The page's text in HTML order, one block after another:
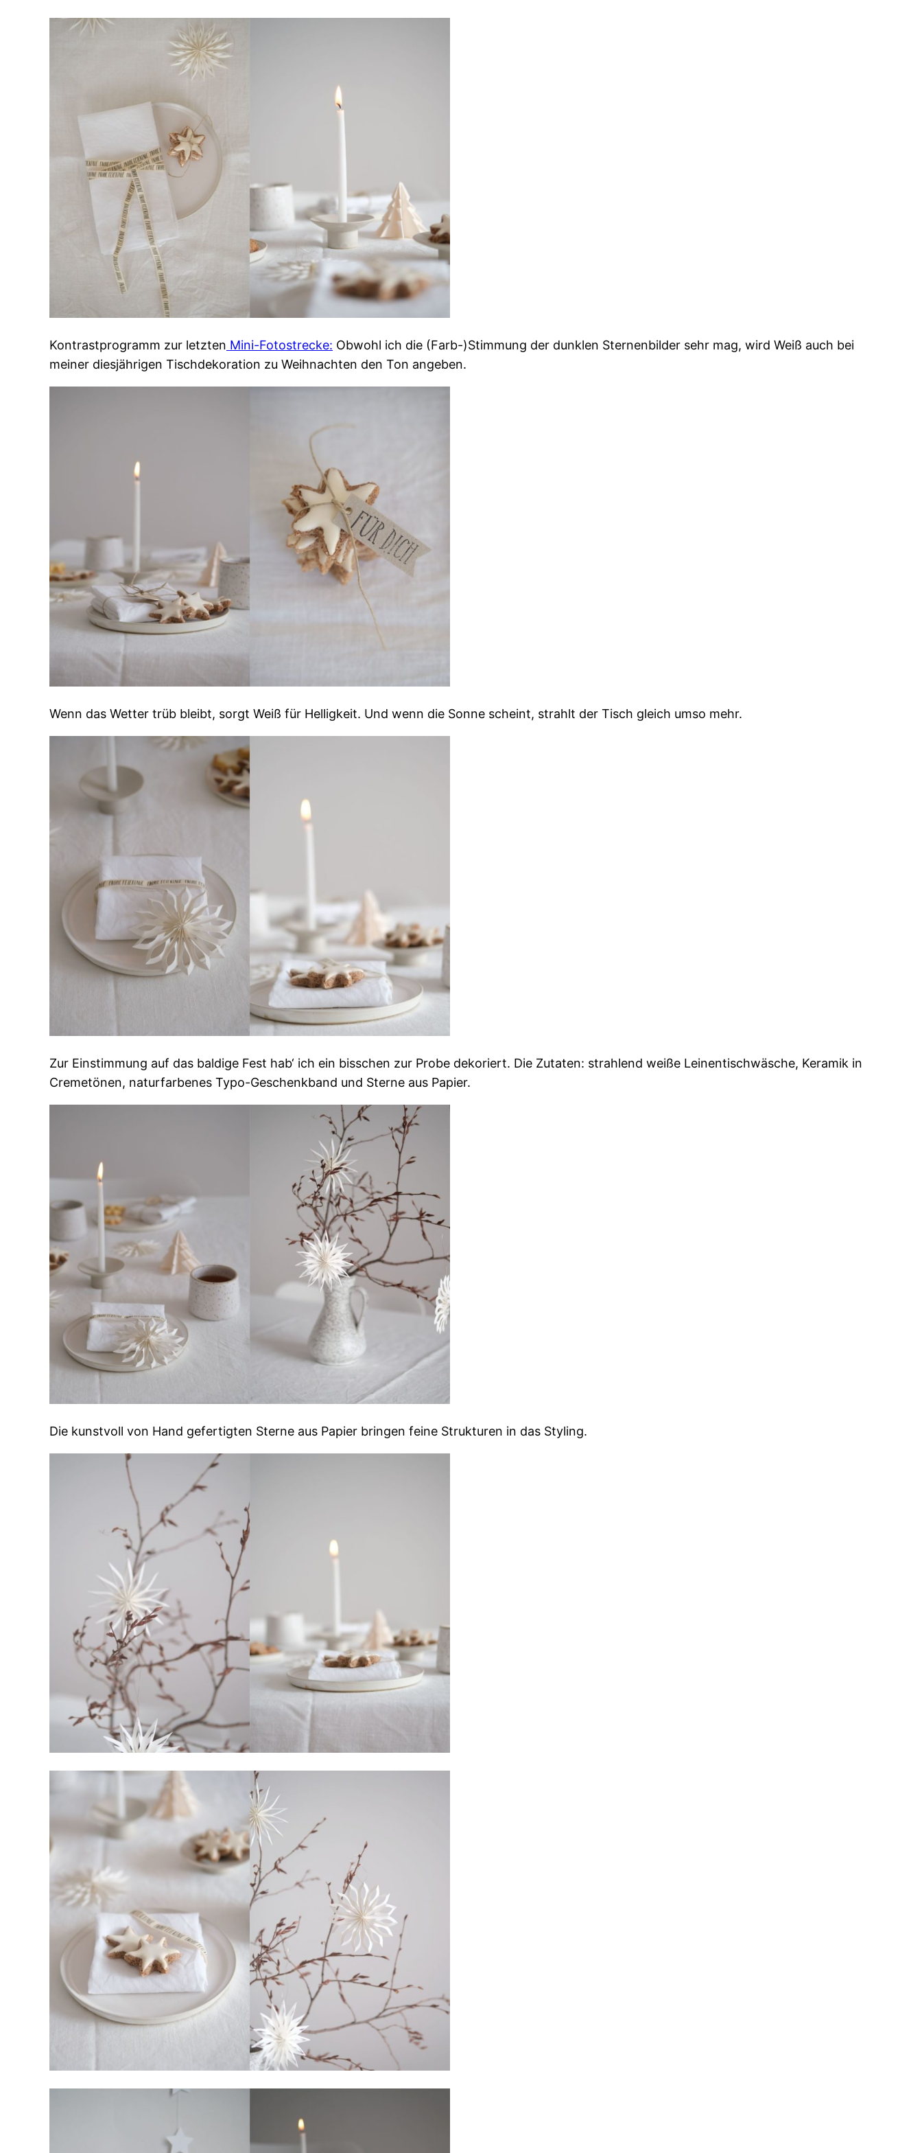
Kontrastprogramm zur letzten Mini-Fotostrecke: Obwohl ich die (Farb-)Stimmung der dunklen Sternenbilder sehr mag, wird Weiß auch bei
meiner diesjährigen Tischdekoration zu Weihnachten den Ton angeben.
Wenn das Wetter trüb bleibt, sorgt Weiß für Helligkeit. Und wenn die Sonne scheint, strahlt der Tisch gleich umso mehr.
Zur Einstimmung auf das baldige Fest hab‘ ich ein bisschen zur Probe dekoriert. Die Zutaten: strahlend weiße Leinentischwäsche, Keramik in
Cremetönen, naturfarbenes Typo-Geschenkband und Sterne aus Papier.
Die kunstvoll von Hand gefertigten Sterne aus Papier bringen feine Strukturen in das Styling.